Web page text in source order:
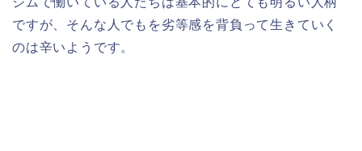
ですが、そんな人でもを劣等感を背負って生きていく
のは辛いようです。